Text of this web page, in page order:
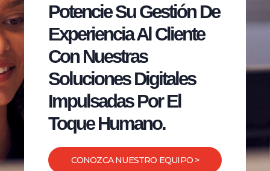
Potencie Su Gestión De
Experiencia Al Cliente
Con Nuestras
Soluciones Digitales
Impulsadas Por El
Toque Humano.
CONOZCA NUESTRO EQUIPO >